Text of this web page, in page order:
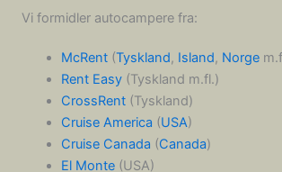
Vi formidler autocampere fra:
McRent(Tyskland, Island, Norge
Rent Easy(Tyskland m.fl.)
CrossRent(Tyskland)
Cruise America (USA)
Cruise Canada (Canada)
El Monte(USA)